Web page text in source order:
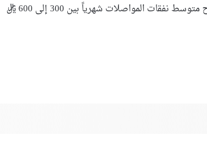
تعد نفقات المواصلات في أم صلال معتدلة إلى حد ما. يتراوح متوسط نفقات المواصلات شهرياً بين 300 إلى 600 ريال